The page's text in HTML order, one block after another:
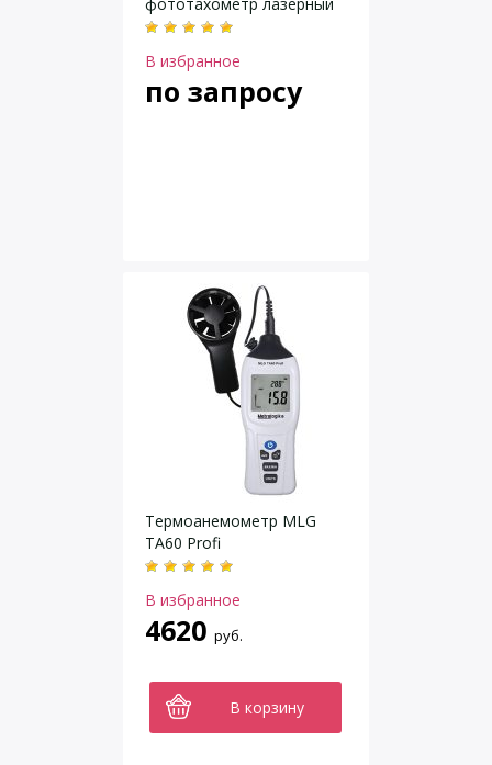
В избранное
по запросу
Термоанемометр MLG
TA60 Profi
В избранное
4620 руб.
В корзину